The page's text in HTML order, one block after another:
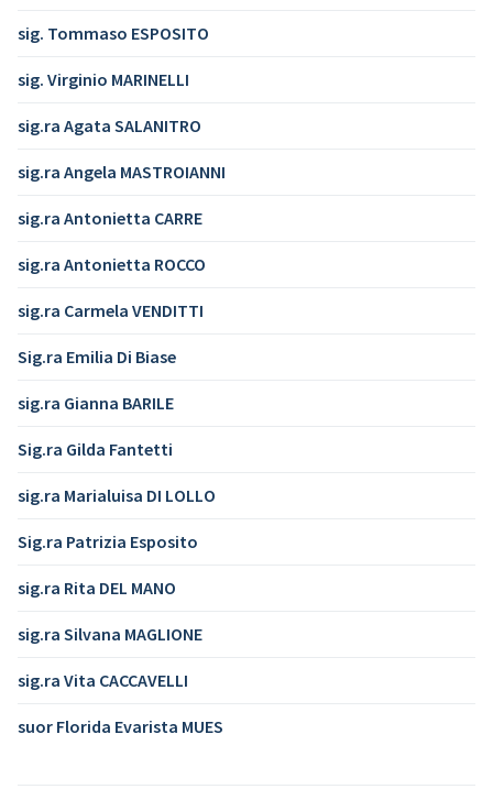
sig. Tommaso ESPOSITO
sig. Virginio MARINELLI
sig.ra Agata SALANITRO
sig.ra Angela MASTROIANNI
sig.ra Antonietta CARRE
sig.ra Antonietta ROCCO
sig.ra Carmela VENDITTI
Sig.ra Emilia Di Biase
sig.ra Gianna BARILE
Sig.ra Gilda Fantetti
sig.ra Marialuisa DI LOLLO
Sig.ra Patrizia Esposito
sig.ra Rita DEL MANO
sig.ra Silvana MAGLIONE
sig.ra Vita CACCAVELLI
suor Florida Evarista MUES